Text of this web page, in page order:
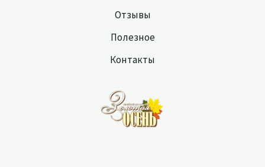
Отзывы
Полезное
Контакты